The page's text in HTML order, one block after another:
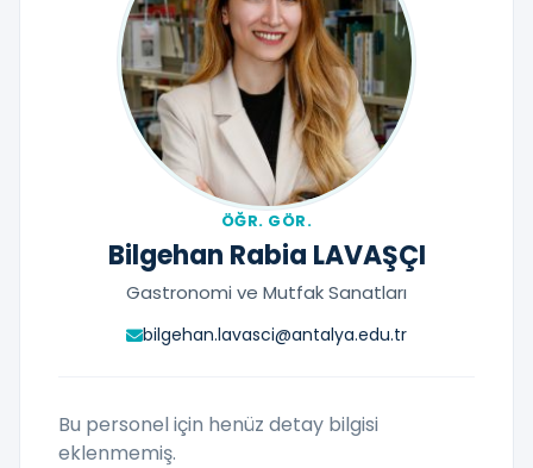
ÖĞR. GÖR.
Bilgehan Rabia LAVAŞÇI
Gastronomi ve Mutfak Sanatları
bilgehan.lavasci@antalya.edu.tr
Bu personel için henüz detay bilgisi
eklenmemiş.